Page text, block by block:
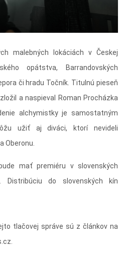
malebných lokáciách v Českej
opátstva, Barrandovských
či hradu Točník. Titulnú pieseň
a naspieval Roman Procházka
alchymistky je samostatným
užiť aj diváci, ktorí nevideli
Oberonu.
mať premiéru v slovenských
Distribúciu do slovenských kín
tlačovej správe sú z článkov na